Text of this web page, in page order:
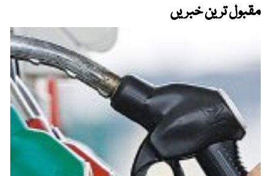
مقبول ترین خبریں